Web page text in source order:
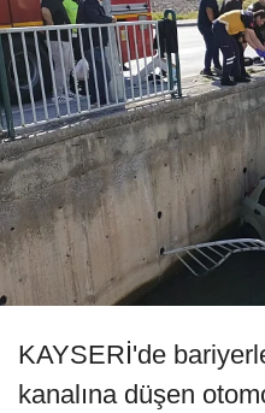
KAYSERİ'de
kanalına düşen